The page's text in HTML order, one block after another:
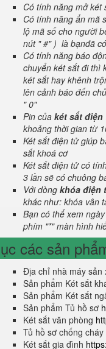
Có tính năng mở
Có tính năng ẩn mã
lộ mã số cho người
nút " #" ) là bạnđã
Có tính năng báo
chuyển két sắt đi thì
két sắt hay khênh
lên cảnh báo đến
" 0"
Pin của két sắt điện
khoảng thời gian từ
Két sắt điện tử giúp
sắt khoá cơ
Két sắt điện tử có
3 lần sẽ có chuông
Với dòng khóa điện
khác như: khóa vân
Bạn có thể xem
phím "*" màn hình
các sản
Địa chỉ nhà máy sản
Sản phẩm Két sắt
Sản phẩm Két sắt
Sản phẩm Tủ hồ sơ
Két sắt văn phòng
Tủ hồ sơ chống cháy
Két sắt gia đình